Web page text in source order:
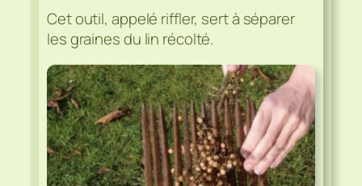
Cet outil, appelé riffler, sert à séparer
les graines du lin récolté.